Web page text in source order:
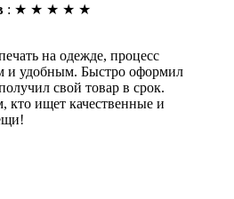
: ★ ★ ★ ★ ★
на одежде, процесс
и удобным. Быстро оформил
свой товар в срок.
кто ищет качественные и